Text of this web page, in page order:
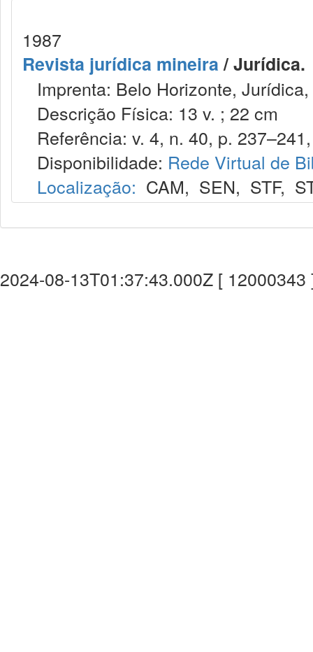
1987
Revista jurídica mineira/ Jurídica.
Imprenta: Belo Horizonte,
Descrição Física: 13 v. ; 22 cm
Referência: v. 4, n. 40, p.
Disponibilidade: Rede Virtual de
Localização: CAM, SEN, STF,
2024-08-13T01:37:43.000Z [ 12000343